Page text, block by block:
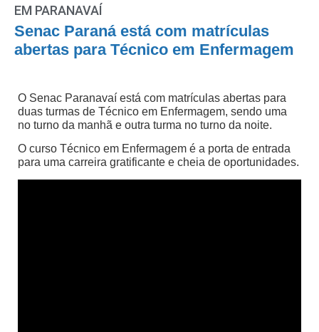
EM PARANAVAÍ
Senac Paraná está com matrículas
abertas para Técnico em Enfermagem
O Senac Paranavaí está com matrículas abertas para
duas turmas de Técnico em Enfermagem, sendo uma
no turno da manhã e outra turma no turno da noite.
O curso Técnico em Enfermagem é a porta de entrada
para uma carreira gratificante e cheia de oportunidades.